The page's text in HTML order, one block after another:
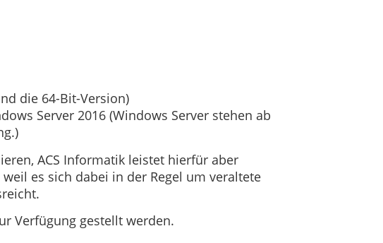
die 64-Bit-Version)
Server 2016 (Windows Server stehen ab
ACS Informatik leistet hierfür aber
es sich dabei in der Regel um veraltete
Verfügung gestellt werden.